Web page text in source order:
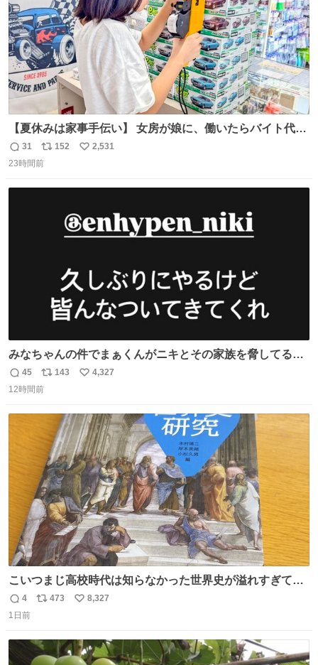
【夏休みは家事手伝い】 女房が娘に、働いたらバイト代も
らえば？と言ったら、娘は、いらない、と言って黙々と働
いてくれました。 あとでソフトクリーム買ってやろうと思
返
信
31
リ
ポ
152
い
2,531
23時間前
みなちゃんの件でまぁくんがニキとその家族を脅してるけ
ど絶対間違えてる。 悪いのは誹謗中傷した人達でしょ。こ
んなのみなちゃん望んでないし曲がった正義すぎる
返
信
45
リ
ポ
数
143
い
数
4,327
12時間前
こいつまじ高校時代は知らなかった世界史が溢れすぎてて
𝑩𝑰𝑮 𝑳𝑶𝑽𝑬＿＿
返
信
4
リ
ト
473
い
数
8,327
1日前